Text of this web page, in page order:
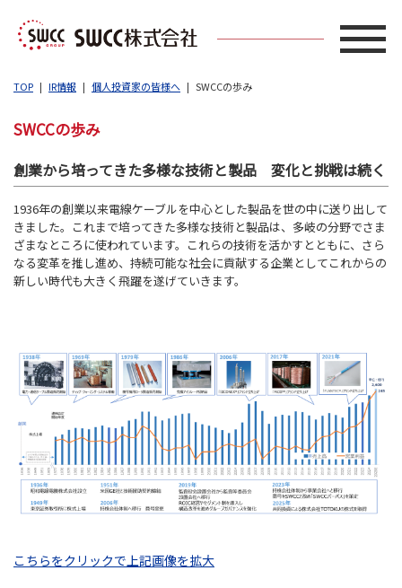
TOP IR情報 個人投資家の皆様へ SWCCの歩み
SWCCの歩み
創業から培ってきた多様な技術と製品 変化と挑戦は続く
1936年の創業以来電線ケーブルを中心とした製品を世の中に送り出して
きました。これまで培ってきた多様な技術と製品は、多岐の分野でさま
ざまなところに使われています。これらの技術を活かすとともに、さら
なる変革を推し進め、持続可能な社会に貢献する企業としてこれからの
新しい時代も大きく飛躍を遂げていきます。
こちらをクリックで上記画像を拡大